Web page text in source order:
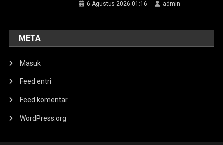
6 Agustus 2026 01:16 admin
META
Masuk
Feed entri
Feed komentar
WordPress.org